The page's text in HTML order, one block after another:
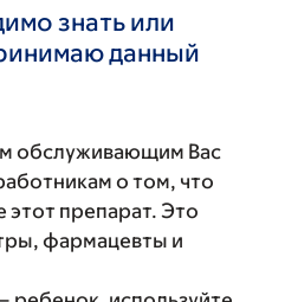
знать или
данный
обслуживающим Вас
о том, что
этот препарат. Это
фармацевты и